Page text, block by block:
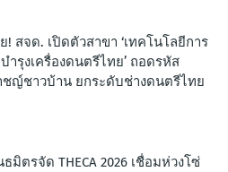
! สจด. เปิดตัวสาขา ‘เทคโนโลยีการ
ำรุงเครื่องดนตรีไทย’ ถอดรหัส
ญ์ชาวบ้าน ยกระดับช่างดนตรีไทย
มิตรจัด THECA 2026 เชื่อมห่วงโซ่